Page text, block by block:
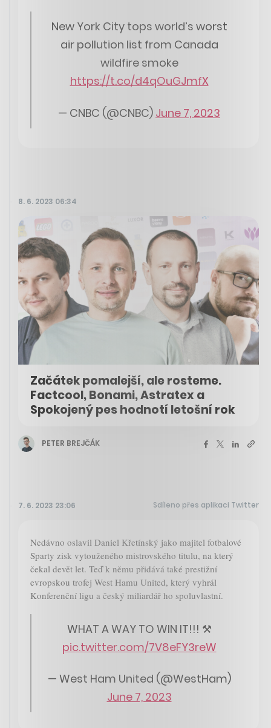
New York City tops world’s worst
air pollution list from Canada
wildfire smoke
https://t.co/d4qOuGJmfX
— CNBC (@CNBC) June 7, 2023
8. 6. 2023 06:34
Začátek pomalejší, ale rosteme.
Factcool, Bonami, Astratex a
Spokojený pes hodnotí letošní rok
PETER BREJČÁK
7. 6. 2023 23:06 Sdíleno přes aplikaci Twitter
Nedávno oslavil Daniel Křetínský jako majitel fotbalové
Sparty zisk vytouženého mistrovského titulu, na který
čekal devět let. Teď k němu přidává také prestižní
evropskou trofej West Hamu United, který vyhrál
Konferenční ligu a český miliardář ho spoluvlastní.
WHAT A WAY TO WIN IT!!! ⚒️
pic.twitter.com/7V8eFY3reW
— West Ham United (@WestHam)
June 7, 2023